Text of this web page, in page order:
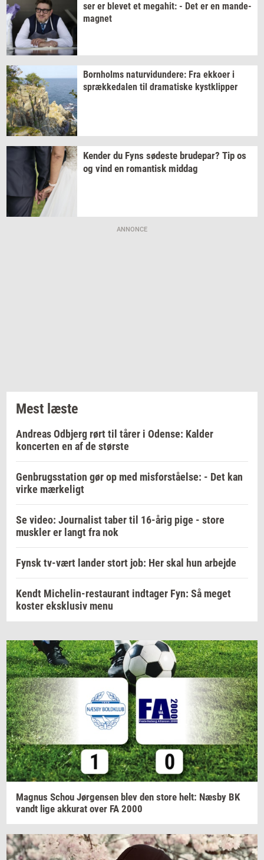
ser er ble­vet et me­ga­hit: - Det er en mande-​
magnet
Born­holms na­tur­vi­dun­de­re: Fra ek­ko­er i
spræk­ke­da­len til dra­ma­ti­ske kyst­klip­per
Ken­der du Fyns sø­de­ste bru­de­par? Tip os
og vind en ro­man­tisk mid­dag
ANNONCE
Mest læste
Andreas Odbjerg rørt til tårer i Odense: Kalder
koncerten en af de største
Genbrugsstation gør op med misforståelse: - Det kan
virke mærkeligt
Se video: Journalist taber til 16-årig pige - store
muskler er langt fra nok
Fynsk tv-vært lander stort job: Her skal hun arbejde
Kendt Michelin-restaurant indtager Fyn: Så meget
koster eksklusiv menu
Magnus Schou Jør­gen­sen blev den store helt: Næsby BK
vandt lige ak­ku­rat over FA 2000